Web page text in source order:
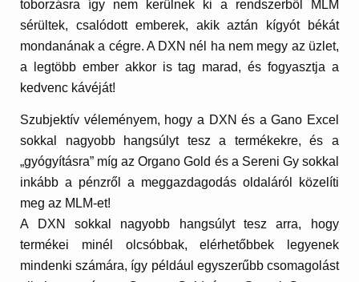
toborzásra így nem kerülnek ki a rendszerből MLM
sérültek, csalódott emberek, akik aztán kígyót békát
mondanának a cégre. A DXN nél ha nem megy az üzlet,
a legtöbb ember akkor is tag marad, és fogyasztja a
kedvenc kávéját!
Szubjektív véleményem, hogy a DXN és a Gano Excel
sokkal nagyobb hangsúlyt tesz a termékekre, és a
„gyógyításra” míg az Organo Gold és a Sereni Gy sokkal
inkább a pénzről a meggazdagodás oldaláról közelíti
meg az MLM-et!
A DXN sokkal nagyobb hangsúlyt tesz arra, hogy
termékei minél olcsóbbak, elérhetőbbek legyenek
mindenki számára, így például egyszerűbb csomagolást